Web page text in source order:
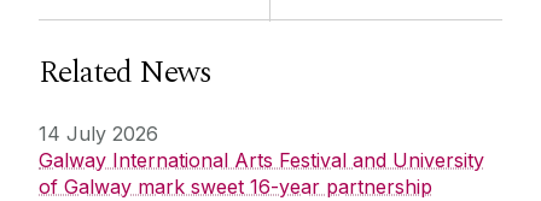
Related News
14 July 2026
Galway International Arts Festival and University
of Galway mark sweet 16-year partnership